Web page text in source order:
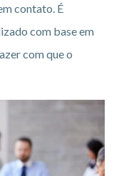
contato. É
com base em
com que o